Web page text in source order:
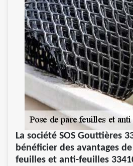
La société SOS Gouttières
bénéficier des avantages
feuilles et anti-feuilles